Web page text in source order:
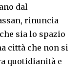
dal
rinuncia
sia lo spazio
città che non si
quotidianità e